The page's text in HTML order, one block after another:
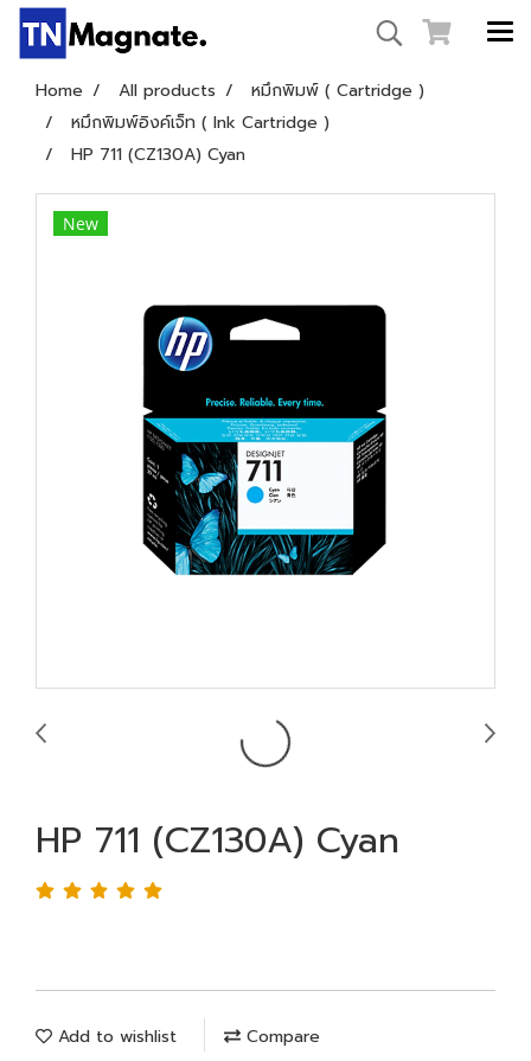
Home All products
หมึกพิมพ์ ( Cartridge )
หมึกพิมพ์อิงค์เจ็ท ( Ink Cartridge )
HP 711 (CZ130A) Cyan
New
HP 711 (CZ130A) Cyan
Add to wishlist Compare